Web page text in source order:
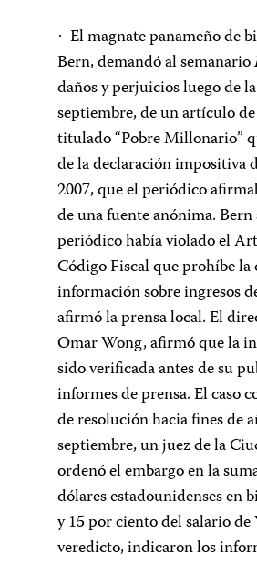
· El magnate panameño de
Bern, demandó al semanario
daños y perjuicios luego de
septiembre, de un artículo
titulado “Pobre Millonario”
de la declaración impositiva
2007, que el periódico
de una fuente anónima.
periódico había violado el
Código Fiscal que prohíbe
información sobre ingresos
afirmó la prensa local. El
Omar Wong, afirmó que la
sido verificada antes de su
informes de prensa. El caso
de resolución hacia fines de
septiembre, un juez de la
ordenó el embargo en la
dólares estadounidenses en
y 15 por ciento del salario de
veredicto, indicaron los